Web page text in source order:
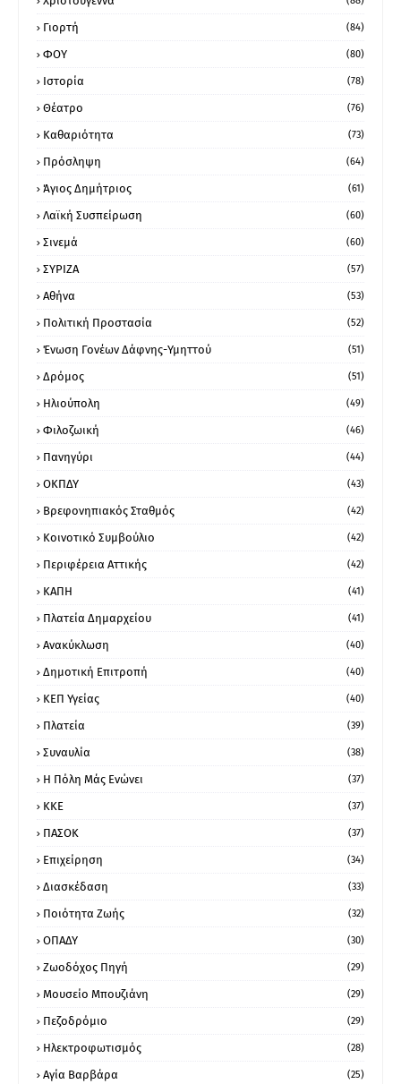
Γιορτή (84)
ΦΟΥ (80)
Ιστορία (78)
Θέατρο (76)
Καθαριότητα (73)
Πρόσληψη (64)
Άγιος Δημήτριος (61)
Λαϊκή Συσπείρωση (60)
Σινεμά (60)
ΣΥΡΙΖΑ (57)
Αθήνα (53)
Πολιτική Προστασία (52)
Ένωση Γονέων Δάφνης-Υμηττού (51)
Δρόμος (51)
Ηλιούπολη (49)
Φιλοζωική (46)
Πανηγύρι (44)
ΟΚΠΔΥ (43)
Βρεφονηπιακός Σταθμός (42)
Κοινοτικό Συμβούλιο (42)
Περιφέρεια Αττικής (42)
ΚΑΠΗ (41)
Πλατεία Δημαρχείου (41)
Ανακύκλωση (40)
Δημοτική Επιτροπή (40)
ΚΕΠ Υγείας (40)
Πλατεία (39)
Συναυλία (38)
Η Πόλη Μάς Ενώνει (37)
ΚΚΕ (37)
ΠΑΣΟΚ (37)
Επιχείρηση (34)
Διασκέδαση (33)
Ποιότητα Ζωής (32)
ΟΠΑΔΥ (30)
Ζωοδόχος Πηγή (29)
Μουσείο Μπουζιάνη (29)
Πεζοδρόμιο (29)
Ηλεκτροφωτισμός (28)
Αγία Βαρβάρα (25)